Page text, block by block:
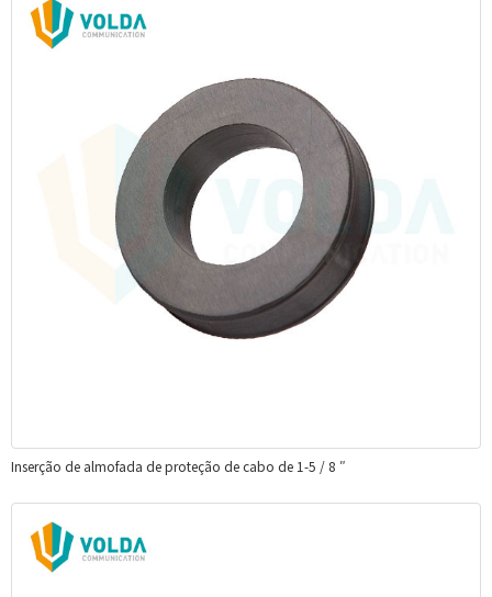
Inserção de almofada de proteção de cabo de 1-5 / 8 ″